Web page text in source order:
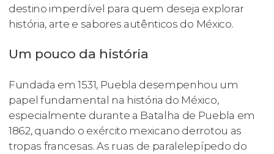
destino imperdível para quem deseja explorar
história, arte e sabores autênticos do México.
Um pouco da história
Fundada em 1531, Puebla desempenhou um
papel fundamental na história do México,
especialmente durante a Batalha de Puebla em
1862, quando o exército mexicano derrotou as
tropas francesas. As ruas de paralelepípedo do